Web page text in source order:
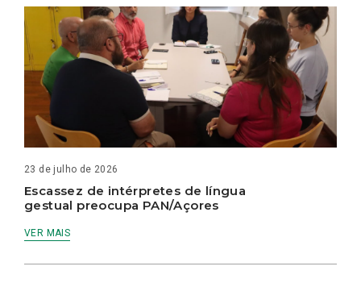
23 de julho de 2026
Escassez de intérpretes de língua
gestual preocupa PAN/Açores
VER MAIS